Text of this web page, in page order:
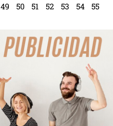
49 50 51 52 53 54 55